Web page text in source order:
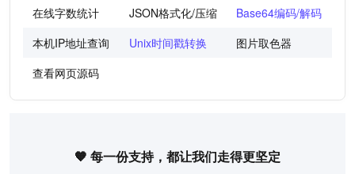
在线字数统计
JSON格式化/压缩 Base64编码/解码
本机IP地址查询
Unix时间戳转换 图片取色器
查看网页源码
🧡 每一份支持，都让我们走得更坚定